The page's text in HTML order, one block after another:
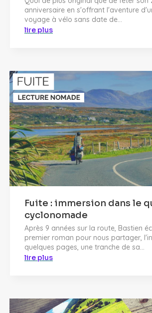
anniversaire en s'offrant l'aventure
voyage à vélo sans date de...
lire plus
Fuite : immersion dans le
cyclonomade
Après 9 années sur la route, Bastien
premier roman pour nous partager,
quelques pages, une tranche de sa...
lire plus